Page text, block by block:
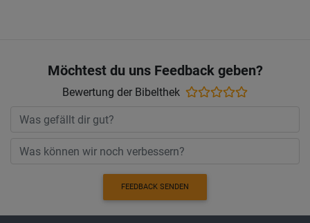
Möchtest du uns Feedback geben?
Bewertung der Bibelthek
FEEDBACK SENDEN